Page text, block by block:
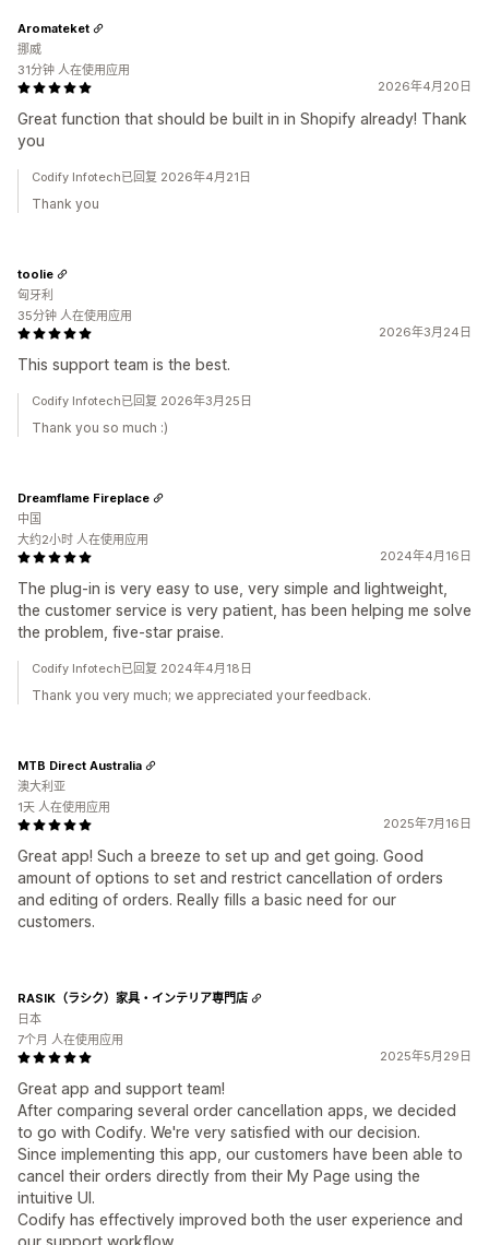
2026年4月20日
Great function that should be built in in Shopify already! Thank
you
Aromateket
挪威
31分钟 人在使用应用
Codify Infotech已回复 2026年4月21日
Thank you
2026年3月24日
This support team is the best.
toolie
匈牙利
35分钟 人在使用应用
Codify Infotech已回复 2026年3月25日
Thank you so much :)
2024年4月16日
The plug-in is very easy to use, very simple and lightweight,
the customer service is very patient, has been helping me solve
the problem, five-star praise.
Dreamflame Fireplace
中国
大约2小时 人在使用应用
Codify Infotech已回复 2024年4月18日
Thank you very much; we appreciated your feedback.
2025年7月16日
Great app! Such a breeze to set up and get going. Good
amount of options to set and restrict cancellation of orders
and editing of orders. Really fills a basic need for our
customers.
MTB Direct Australia
澳大利亚
1天 人在使用应用
2025年5月29日
Great app and support team!
After comparing several order cancellation apps, we decided
to go with Codify. We're very satisfied with our decision.
Since implementing this app, our customers have been able to
cancel their orders directly from their My Page using the
intuitive UI.
Codify has effectively improved both the user experience and
our support workflow.
RASIK（ラシク）家具・インテリア専門店
日本
7个月 人在使用应用